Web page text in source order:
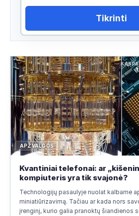
Tikrinti
APŽVALGOS
Kvantiniai telefonai: ar
kompiuteris yra tik svajonė?
Technologijų pasaulyje nuolat kalbame
miniatiūrizavimą. Tačiau ar kada nors
įrenginį, kurio galia pranoktų šiandienos